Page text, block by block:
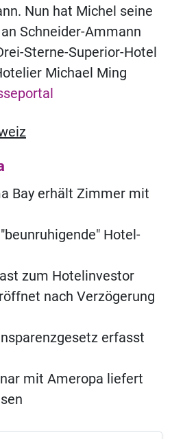
Nun hat Michel seine
Schneider-Ammann
Sterne-Superior-Hotel
Michael Ming
Bay erhält Zimmer mit
Hotel-
zum Hotelinvestor
nach Verzögerung
erfasst
mit Ameropa liefert